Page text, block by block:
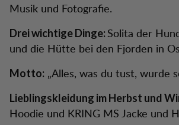
Musik und Fotografie.
Drei wichtige Dinge:Solita der
und die Hütte bei den Fjorden in
Motto: „Alles, was du tust, wurde
Lieblingskleidung im Herbst und
Hoodie und KRING MS Jacke und